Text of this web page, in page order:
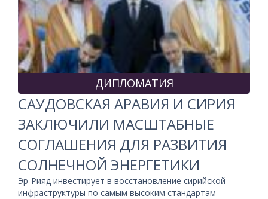
ДИПЛОМАТИЯ
САУДОВСКАЯ АРАВИЯ И СИРИЯ
ЗАКЛЮЧИЛИ МАСШТАБНЫЕ
СОГЛАШЕНИЯ ДЛЯ РАЗВИТИЯ
СОЛНЕЧНОЙ ЭНЕРГЕТИКИ
Эр-Рияд инвестирует в восстановление сирийской
инфраструктуры по самым высоким стандартам